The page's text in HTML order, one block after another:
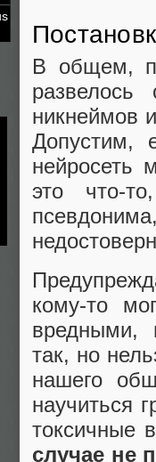
В общем,
развелось
никнеймов
Допустим,
нейросеть
это что-
кому-то
вредными,
так, но
нашего
научиться
токсичные
случае не